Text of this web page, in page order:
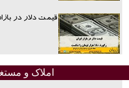
قیمت دلار در بازار ایران
املاک و